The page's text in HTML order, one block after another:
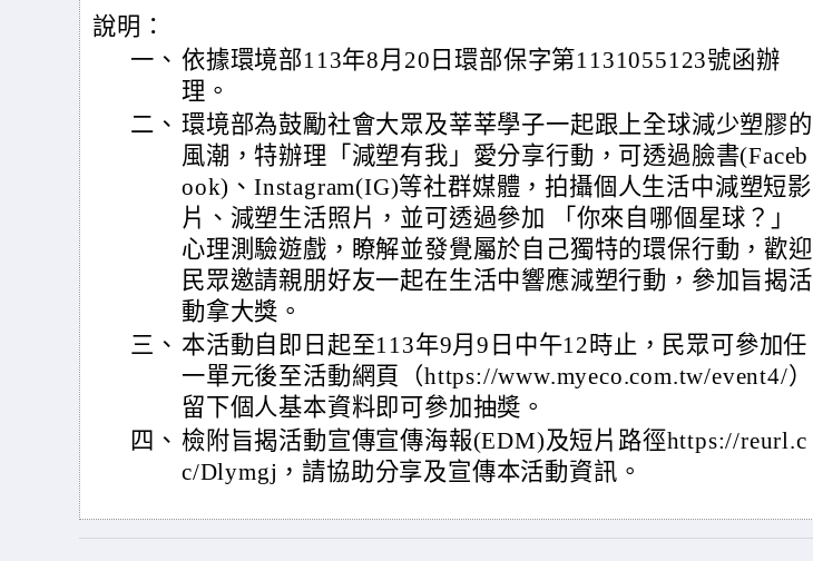
說明：
一、 依據環境部113年8月20日環部保字第1131055123號函辦
理。
二、 環境部為鼓勵社會大眾及莘莘學子一起跟上全球減少塑膠的
風潮，特辦理「減塑有我」愛分享行動，可透過臉書(Faceb
ook)、Instagram(IG)等社群媒體，拍攝個人生活中減塑短影
片、減塑生活照片，並可透過參加 「你來自哪個星球？」
心理測驗遊戲，瞭解並發覺屬於自己獨特的環保行動，歡迎
民眾邀請親朋好友一起在生活中響應減塑行動，參加旨揭活
動拿大獎。
三、 本活動自即日起至113年9月9日中午12時止，民眾可參加任
一單元後至活動網頁（https://www.myeco.com.tw/event4/）
留下個人基本資料即可參加抽奬。
四、 檢附旨揭活動宣傳宣傳海報(EDM)及短片路徑https://reurl.c
c/Dlymgj，請協助分享及宣傳本活動資訊。